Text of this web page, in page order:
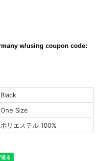
w/using coupon code:
Black
One Size
ポリエステル 100%